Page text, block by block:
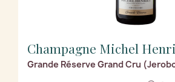
Champagne Michel
Grande Réserve Grand Cru